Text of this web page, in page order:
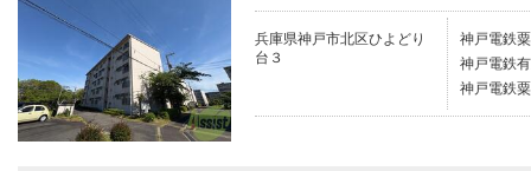
兵庫県神戸市北区ひよどり
台３
神戸電鉄
神戸電鉄
神戸電鉄